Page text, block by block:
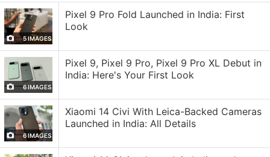
ne correspond pas à la nomenclature habituelle de
Samsung pour la gamme Fold principale .
Les premières versions du Galaxy Z Fold de
Samsung suivaient une procédure interne distincte .
Le nom de code Q6 et le numéro de modèle SM-
F956 étaient associés au Galaxy Z Fold 6. Le Galaxy
Z Fold 7 utilisait le numéro de modèle SM-F966 et
5 IMAGES
Pixel 9 Pro Fold Launched in India: First
Look
6 IMAGES
Pixel 9, Pixel 9 Pro, Pixel 9 Pro XL Debut in
India: Here's Your First Look
6 IMAGES
Xiaomi 14 Civi With Leica-Backed Cameras
Launched in India: All Details